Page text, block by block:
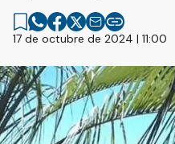
17 de octubre de 2024 | 11:00